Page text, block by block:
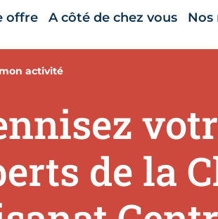
offre A côté de chez vous Nos
activité
de la